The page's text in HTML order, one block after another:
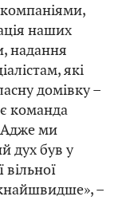
наших
надання
які
домівку –
команда
ми
дух був у
–